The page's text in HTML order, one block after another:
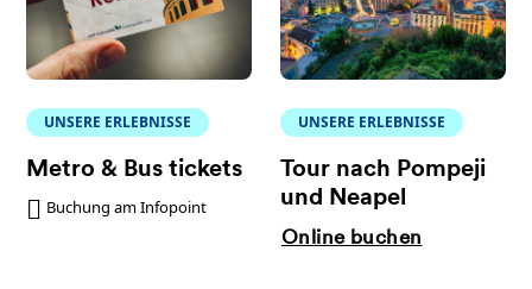
UNSERE ERLEBNISSE
Metro & Bus tickets
Buchung am Infopoint
UNSERE ERLEBNISSE
Tour nach Pompeji
und Neapel
Online buchen